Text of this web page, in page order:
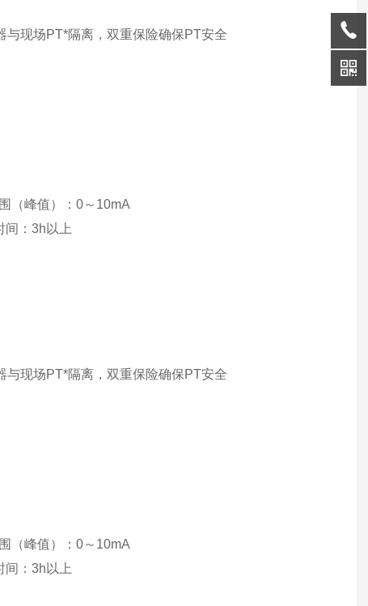
现场PT*隔离，双重保险确保PT安全
峰值）：0～10mA
：3h以上
现场PT*隔离，双重保险确保PT安全
峰值）：0～10mA
：3h以上